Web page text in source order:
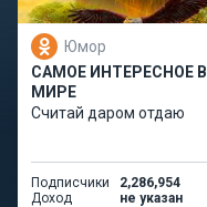
Юмор
САМОЕ ИНТЕРЕСНОЕ В
МИРЕ
Считай даром отдаю
Подписчики
2,286,954
Доход
не указан